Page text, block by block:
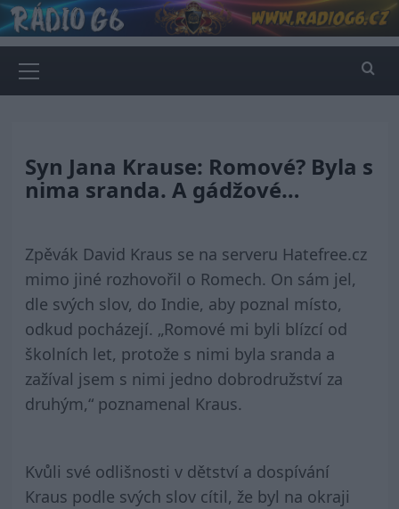
Skip
to
content
Menu
Syn Jana Krause: Romové? Byla s
nima sranda. A gádžové…
Zpěvák David Kraus se na serveru Hatefree.cz
mimo jiné rozhovořil o Romech. On sám jel,
dle svých slov, do Indie, aby poznal místo,
odkud pocházejí. „Romové mi byli blízcí od
školních let, protože s nimi byla sranda a
zažíval jsem s nimi jedno dobrodružství za
druhým,“ poznamenal Kraus.
Kvůli své odlišnosti v dětství a dospívání
Kraus podle svých slov cítil, že byl na okraji